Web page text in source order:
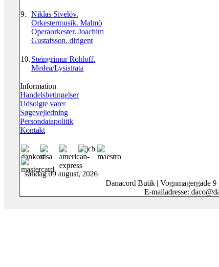
9.
Niklas Sivelöv.
Orkestermusik. Malmö
Operaorkester. Joachim
Gustafsson, dirigent
10. Steingrimur Rohloff.
Medea/Lysistrata
Information
Handelsbetingelser
Udsolgte varer
Søgevejledning
Persondatapolitik
Kontakt
søndag 09 august, 2026
Danacord Butik | Vognmagergade
E-mailadresse: